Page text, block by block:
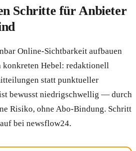
Schritte für Anbieter
Online-Sichtbarkeit aufbauen
konkreten Hebel: redaktionell
statt punktueller
bewusst niedrigschwellig — durch
Risiko, ohne Abo-Bindung. Schritt
bei newsflow24.